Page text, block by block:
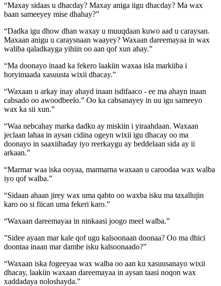
“Maxay sidaas u dhacday? Maxay aniga iigu dhacday? Ma wax
baan sameeyey mise dhahay?”
“Dadka igu dhow dhan waxay u muuqdaan kuwo aad u caraysan.
Maxaan anigu u caraysnaan waayey? Waxaan dareemayaa in wax
waliba qaladkayga yihiin oo aan qof xun ahay.”
“Ma doonayo inaad ka fekero laakiin waxaa isla markiiba i
horyimaada xasuusta wixii dhacay.”
“Waxaan u arkay inay ahayd inaan isdifaaco - ee ma ahayn inaan
cabsado oo awoodbeelo.” Oo ka cabsanayey in uu igu sameeyo
wax ka sii xun.”
“Waa nebcahay marka dadku ay miskiin i yiraahdaan. Waxaan
jeclaan lahaa in aysan cidina ogeyn wixii igu dhacay oo ma
doonayo in saaxiibaday iyo reerkaygu ay beddelaan sida ay ii
arkaan.”
“Marmar waa iska ooyaa, marmarna waxaan u caroodaa wax walba
iyo qof walba.”
“Sidaan ahaan jirey wax uma qabto oo waxba isku ma taxallujin
karo oo si fiican uma fekeri karo.”
“Waxaan dareemayaa in ninkaasi joogo meel walba.”
”Sidee ayaan mar kale qof ugu kalsoonaan doonaa? Oo ma dhici
doontaa inaan mar dambe isku kalsoonaado?”
“Waxaan iska fogeeyaa wax walba oo aan ku xasuusanayo wixii
dhacay, laakiin waxaan dareemayaa in aysan taasi noqon wax
xaddadaya noloshayda.”